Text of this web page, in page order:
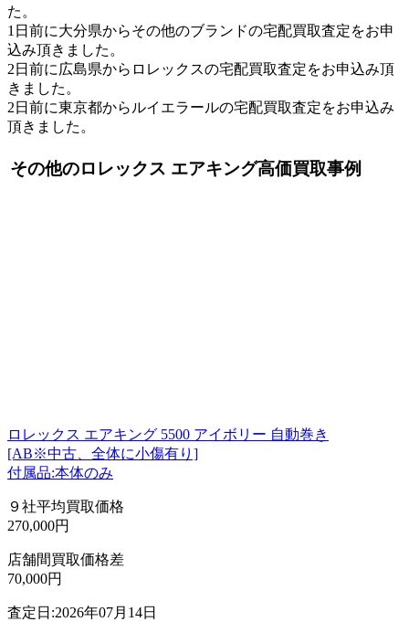
た。
1日前に大分県からその他のブランドの宅配買取査定をお申
込み頂きました。
2日前に広島県からロレックスの宅配買取査定をお申込み頂
きました。
2日前に東京都からルイエラールの宅配買取査定をお申込み
頂きました。
その他のロレックス エアキング高価買取事例
ロレックス エアキング 5500 アイボリー 自動巻き
[AB※中古、全体に小傷有り]
付属品:本体のみ
９社平均買取価格
270,000円
店舗間買取価格差
70,000円
査定日:2026年07月14日